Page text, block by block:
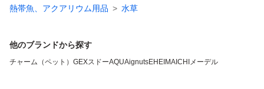
熱帯魚、アクアリウム用品
水草
他のブランドから探す
チャーム（ペット） GEXスドーAQUAignutsEHEIMAICHIメーデル